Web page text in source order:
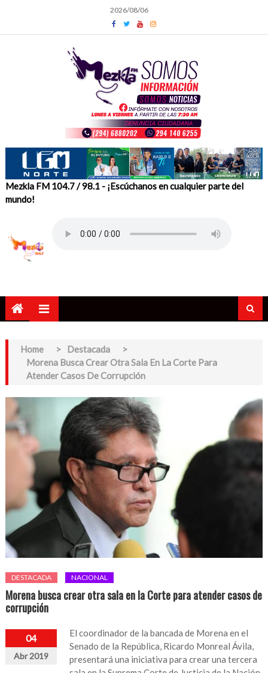
content
2026/08/06
Mezkla FM 104.7 / 98.1 - ¡Escúchanos en cualquier parte del
mundo!
Home > Destacada
>
Morena Busca Crear Otra Sala En La Corte Para
Atender Casos De Corrupción
DESTACADA NACIONAL
Morena busca crear otra sala en la Corte para atender casos de
corrupción
04
Abr 2019
El coordinador de la bancada de Morena en el
Senado de la República, Ricardo Monreal Ávila,
presentará una iniciativa para crear una tercera